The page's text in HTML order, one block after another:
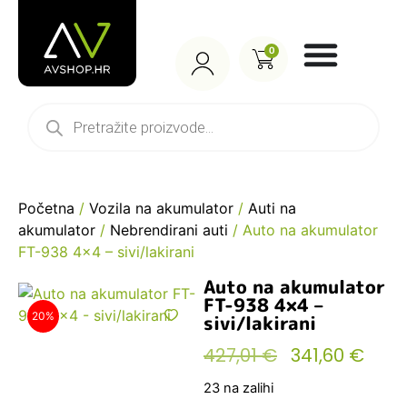
0
Početna / Vozila na akumulator / Auti na
akumulator / Nebrendirani auti / Auto na akumulator
FT-938 4×4 – sivi/lakirani
20%
Auto na akumulator
FT-938 4×4 –
sivi/lakirani
427,01€ 341,60 €
23 na zalihi